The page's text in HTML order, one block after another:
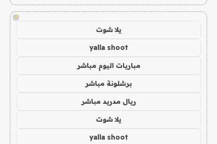
!
يلا شوت
yalla shoot
مباريات اليوم مباشر
برشلونة مباشر
ريال مدريد مباشر
يلا شوت
yalla shoot